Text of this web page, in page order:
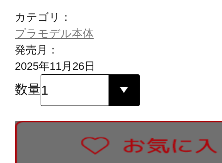
カテゴリ：
プラモデル本体
発売月：
2025年11月26日
数量